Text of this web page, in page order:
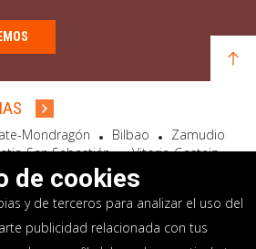
Mondragón Bilbao
Zamudio
San Sebastián
Vitoria-Gasteiz
El Astillero Bidart
Arrasate-Mondragón
de cookies
y de terceros para analizar el uso del
publicidad relacionada con tus